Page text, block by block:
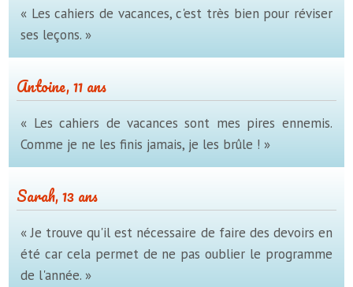
« Les cahiers de vacances, c'est très bien pour réviser
ses leçons. »
Antoine, 11 ans
« Les cahiers de vacances sont mes pires ennemis.
Comme je ne les finis jamais, je les brûle ! »
Sarah, 13 ans
« Je trouve qu'il est nécessaire de faire des devoirs en
été car cela permet de ne pas oublier le programme
de l'année. »